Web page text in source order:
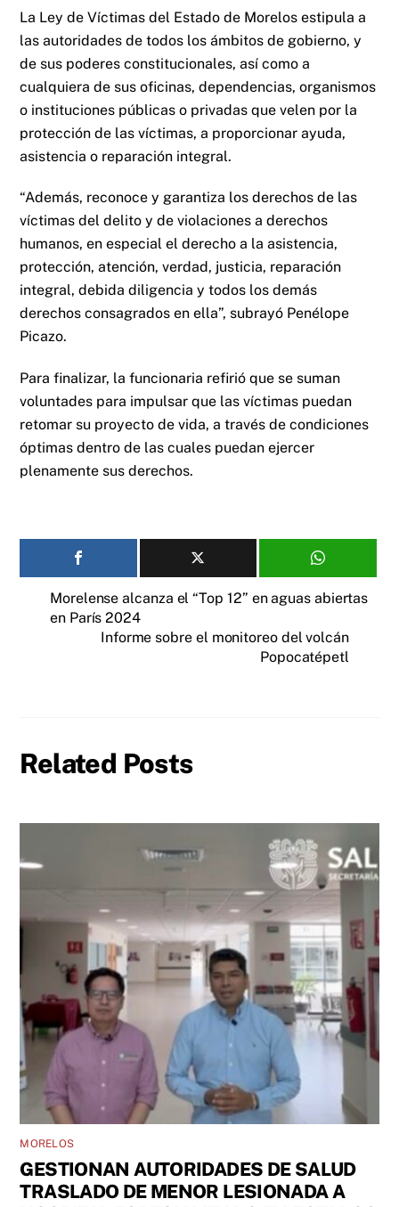
La Ley de Víctimas del Estado de Morelos estipula a
las autoridades de todos los ámbitos de gobierno, y
de sus poderes constitucionales, así como a
cualquiera de sus oficinas, dependencias, organismos
o instituciones públicas o privadas que velen por la
protección de las víctimas, a proporcionar ayuda,
asistencia o reparación integral.
“Además, reconoce y garantiza los derechos de las
víctimas del delito y de violaciones a derechos
humanos, en especial el derecho a la asistencia,
protección, atención, verdad, justicia, reparación
integral, debida diligencia y todos los demás
derechos consagrados en ella”, subrayó Penélope
Picazo.
Para finalizar, la funcionaria refirió que se suman
voluntades para impulsar que las víctimas puedan
retomar su proyecto de vida, a través de condiciones
óptimas dentro de las cuales puedan ejercer
plenamente sus derechos.
Morelense alcanza el “Top 12” en aguas abiertas
en París 2024
Informe sobre el monitoreo del volcán
Popocatépetl
Related Posts
MORELOS
GESTIONAN AUTORIDADES DE SALUD
TRASLADO DE MENOR LESIONADA A